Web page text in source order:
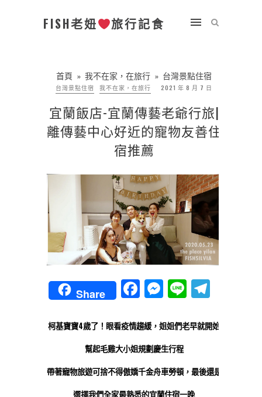
FISH老妞 旅行記食
首頁 » 我不在家，在旅行 » 台灣景點住宿
台灣景點住宿
我不在家，在旅行 2021 年 8 月 7 日
宜蘭飯店-宜蘭傳藝老爺行旅|
離傳藝中心好近的寵物友善住
宿推薦
Share Facebook
Messenger
Line
柯基寶寶4歲了！眼看疫情趨緩，姐姐們老早就開始
幫起毛雞大小姐規劃慶生行程
帶著寵物旅遊可捨不得傲嬌千金舟車勞頓，最後還是
選擇我們全家最熟悉的宜蘭住宿一晚